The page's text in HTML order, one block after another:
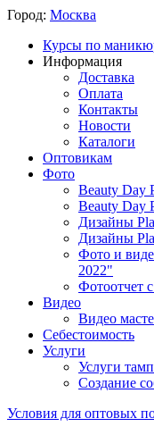
Город: Москва
Курсы по
Информация
Доставка
Оплата
Контакты
Новости
Каталоги
Оптовикам
Фото
Beauty Day
Beauty Day
Дизайны
Дизайны
Фото и
2022"
Фотоотчет
Видео
Видео
Себестоимость
Услуги
Услуги
Создание
Условия для оптовых